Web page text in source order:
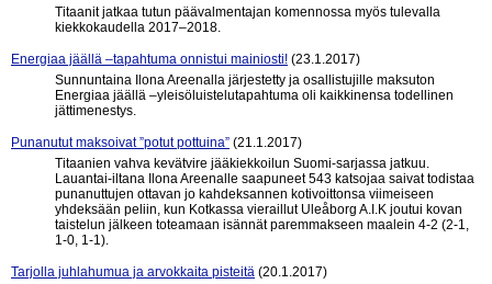
Titaanit jatkaa tutun päävalmentajan komennossa myös tulevalla
kiekkokaudella 2017–2018.
Energiaa jäällä –tapahtuma onnistui mainiosti! (23.1.2017)
Sunnuntaina Ilona Areenalla järjestetty ja osallistujille maksuton
Energiaa jäällä –yleisöluistelutapahtuma oli kaikkinensa todellinen
jättimenestys.
Punanutut maksoivat ”potut pottuina” (21.1.2017)
Titaanien vahva kevätvire jääkiekkoilun Suomi-sarjassa jatkuu.
Lauantai-iltana Ilona Areenalle saapuneet 543 katsojaa saivat todistaa
punanuttujen ottavan jo kahdeksannen kotivoittonsa viimeiseen
yhdeksään peliin, kun Kotkassa vieraillut Uleåborg A.I.K joutui kovan
taistelun jälkeen toteamaan isännät paremmakseen maalein 4-2 (2-1,
1-0, 1-1).
Tarjolla juhlahumua ja arvokkaita pisteitä (20.1.2017)